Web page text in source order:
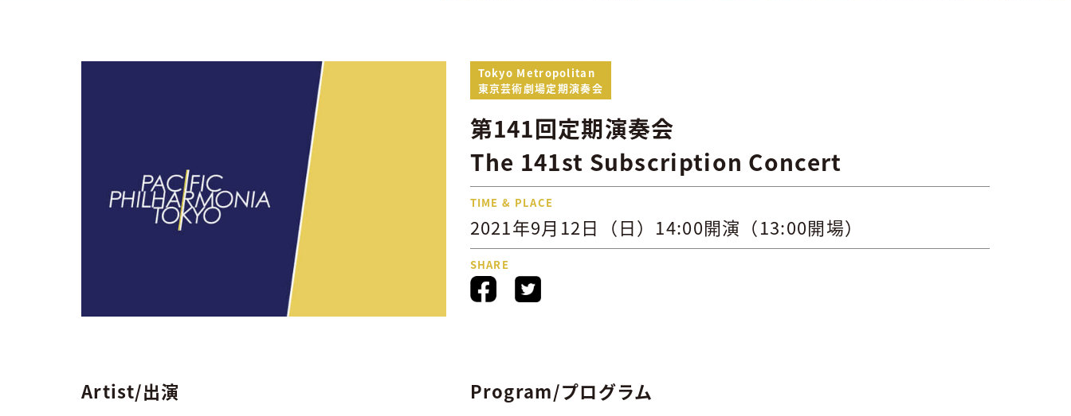
Tokyo Metropolitan
東京芸術劇場定期演奏会
第141回定期演奏会
The 141st Subscription Concert
TIME & PLACE
2021年9月12日（日）14:00開演（13:00開場）
SHARE
Artist/出演 Program/プログラム